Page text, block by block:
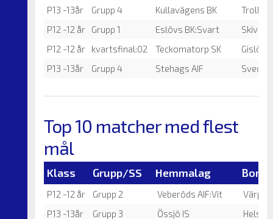
P13 -13år
Grupp 4 Kullavägens BK
P12 -12 år
Grupp 1 Eslövs BK:Svart
P12 -12 år
kvartsfinal:02 Teckomatorp SK
Gislövs
P13 -13år
Grupp 4 Stehags AIF
Top 10 matcher med flest
mål
Klass Grupp/SS Hemmalag
P12 -12 år Grupp 2 Veberöds AIF:Vit
P13 -13år
Grupp 3 Össjö IS